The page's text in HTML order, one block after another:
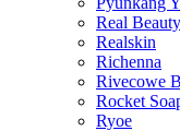
Real Beauty
Realskin
Richenna
Rivecowe
Rocket
Ryoe